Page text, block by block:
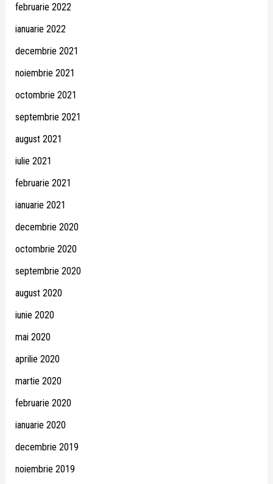
februarie 2022
ianuarie 2022
decembrie 2021
noiembrie 2021
octombrie 2021
septembrie 2021
august 2021
iulie 2021
februarie 2021
ianuarie 2021
decembrie 2020
octombrie 2020
septembrie 2020
august 2020
iunie 2020
mai 2020
aprilie 2020
martie 2020
februarie 2020
ianuarie 2020
decembrie 2019
noiembrie 2019